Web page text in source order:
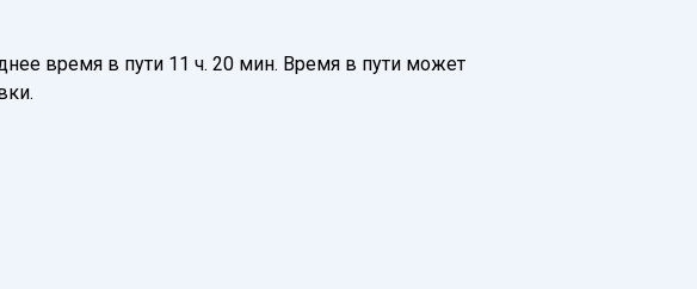
время в пути 11 ч. 20 мин. Время в пути может